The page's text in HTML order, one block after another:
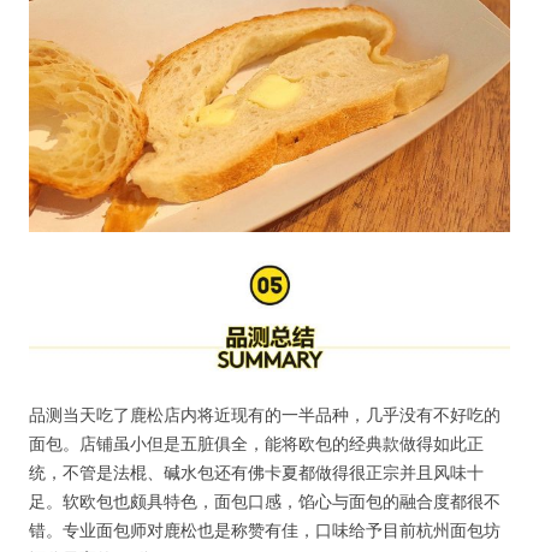
品测当天吃了鹿松店内将近现有的一半品种，几乎没有不好吃的
面包。店铺虽小但是五脏俱全，能将欧包的经典款做得如此正
统，不管是法棍、碱水包还有佛卡夏都做得很正宗并且风味十
足。软欧包也颇具特色，面包口感，馅心与面包的融合度都很不
错。专业面包师对鹿松也是称赞有佳，口味给予目前杭州面包坊